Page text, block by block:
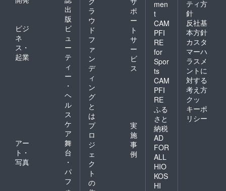
出
版
ビジ
ネ
ス・
起業
ビ
ュ
ー
テ
ィ
ー
・
ヘ
ル
ス
ケ
ア
アー
ト・
写真
舞
台
・
パ
フ
ラ
ウ
ド
フ
ァ
ン
デ
ィ
ン
グ
と
は
ポ
ー
ト
サ
ー
ビ
ス
プ
ロ
ジ
ェ
ク
ト
の
実
施
事
例
men
t
CAM
PFI
RE
for
Spor
ts
CAM
PFI
RE
ふる
さと
納税
AD
FOR
ALL
HIO
KOS
HI
ティ方
針
反社基
本方針
カスタ
マーハ
ラスメ
ントに
対する
考え方
クッ
キーポ
リシー